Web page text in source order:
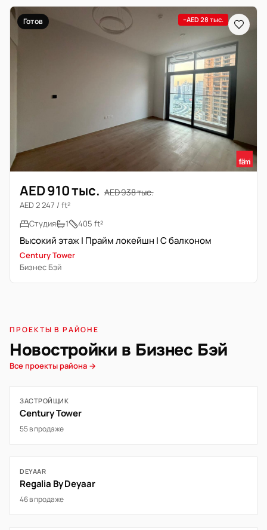
Готов −AED 28 тыс.
AED 910 тыс. AED 938 тыс.
AED 2 247 / ft²
Студия
1 405 ft²
Высокий этаж | Прайм локейшн | С балконом
Century Tower
Бизнес Бэй
ПРОЕКТЫ В РАЙОНЕ
Новостройки в Бизнес Бэй
Все проекты района →
ЗАСТРОЙЩИК
Century Tower
55 в продаже
DEYAAR
Regalia By Deyaar
46 в продаже